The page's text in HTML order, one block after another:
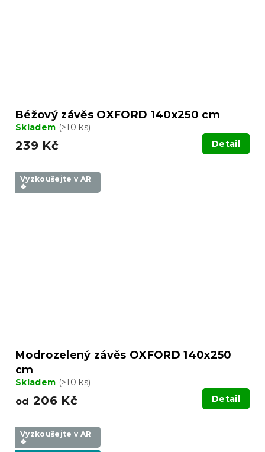
Béžový závěs OXFORD 140x250 cm
Skladem (>10 ks)
239 Kč Detail
Vyzkoušejte v AR
❖
Modrozelený závěs OXFORD 140x250
cm
Skladem (>10 ks)
od 206 Kč Detail
Vyzkoušejte v AR
❖